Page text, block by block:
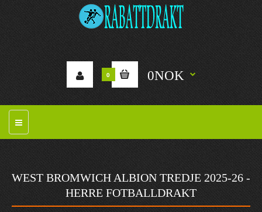
0 0NOK
WEST BROMWICH ALBION TREDJE 2025-26 -
HERRE FOTBALLDRAKT